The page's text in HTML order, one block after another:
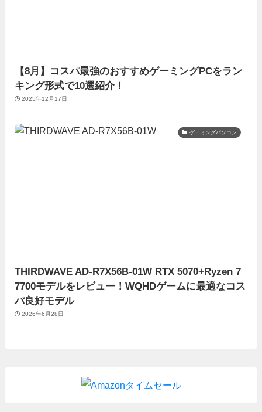
【8月】コスパ最強のおすすめゲーミングPCをラン
キング形式で10選紹介！
2025年12月17日
ゲーミングパソコン
THIRDWAVE AD-R7X56B-01W RTX 5070+Ryzen 7
7700モデルをレビュー！WQHDゲームに最適なコス
パ良好モデル
2026年6月28日